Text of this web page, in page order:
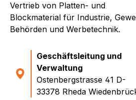
Vertrieb von Platten- und
Blockmaterial für Industrie,
Behörden und Werbetechnik.
Geschäftsleitung und
Verwaltung
Ostenbergstrasse 41 D-
33378 Rheda